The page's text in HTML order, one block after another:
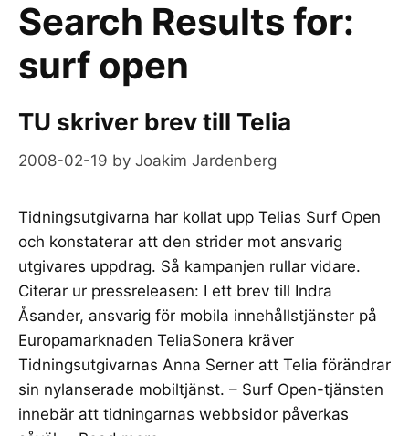
Search Results for:
surf open
TU skriver brev till Telia
2008-02-19 by Joakim Jardenberg
Tidningsutgivarna har kollat upp Telias Surf Open
och konstaterar att den strider mot ansvarig
utgivares uppdrag. Så kampanjen rullar vidare.
Citerar ur pressreleasen: I ett brev till Indra
Åsander, ansvarig för mobila innehållstjänster på
Europamarknaden TeliaSonera kräver
Tidningsutgivarnas Anna Serner att Telia förändrar
sin nylanserade mobiltjänst. – Surf Open-tjänsten
innebär att tidningarnas webbsidor påverkas